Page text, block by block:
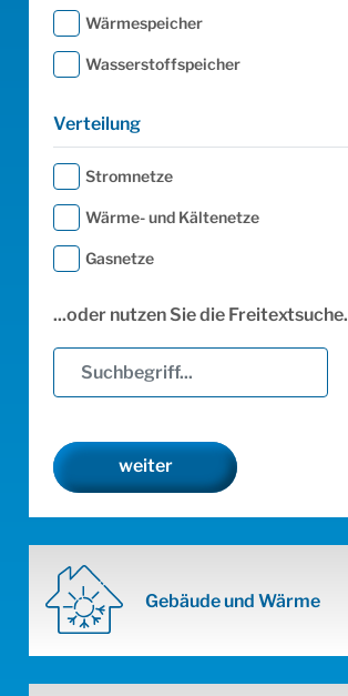
Wärmespeicher
Wasserstoffspeicher
Verteilung
Stromnetze
Wärme- und Kältenetze
Gasnetze
...oder nutzen Sie die Freitextsuche.
weiter
Gebäude und Wärme